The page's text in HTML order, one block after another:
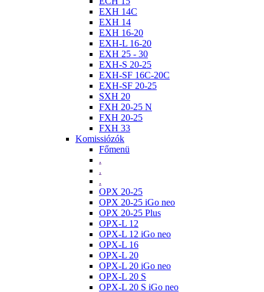
EXH 14C
EXH 14
EXH 16-20
EXH-L 16-20
EXH 25 - 30
EXH-S 20-25
EXH-SF 16C-20C
EXH-SF 20-25
SXH 20
FXH 20-25 N
FXH 20-25
FXH 33
Komissiózók
Főmenü
.
.
.
OPX 20-25
OPX 20-25 iGo neo
OPX 20-25 Plus
OPX-L 12
OPX-L 12 iGo neo
OPX-L 16
OPX-L 20
OPX-L 20 iGo neo
OPX-L 20 S
OPX-L 20 S iGo neo